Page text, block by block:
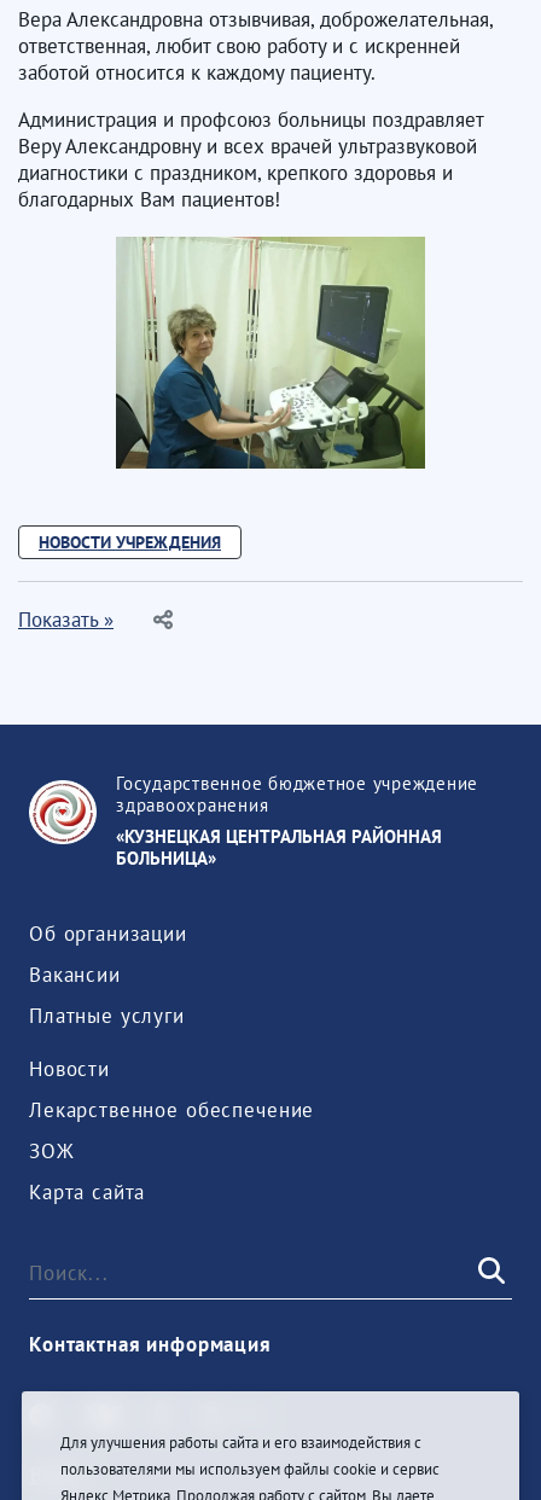
Вера Александровна отзывчивая, доброжелательная,
ответственная, любит свою работу и с искренней
заботой относится к каждому пациенту.
Администрация и профсоюз больницы поздравляет
Веру Александровну и всех врачей ультразвуковой
диагностики с праздником, крепкого здоровья и
благодарных Вам пациентов!
НОВОСТИ УЧРЕЖДЕНИЯ
Показать »
Государственное бюджетное учреждение
здравоохранения
«КУЗНЕЦКАЯ ЦЕНТРАЛЬНАЯ РАЙОННАЯ
БОЛЬНИЦА»
Об организации
Вакансии
Платные услуги
Новости
Лекарственное обеспечение
ЗОЖ
Карта сайта
Контактная информация
Войти
Для улучшения работы сайта и его взаимодействия с
пользователями мы используем файлы cookie и сервис
Яндекс.Метрика. Продолжая работу с сайтом, Вы даете